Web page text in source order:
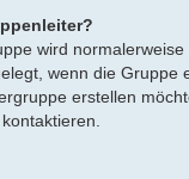
wird
wenn die Gruppe
erstellen